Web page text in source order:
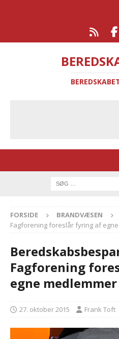
FORSIDE BRANDVÆSEN
Fagforening foreslår fyring af
Fagforening
egne medlemmer
27. oktober 2015 Frank Toft